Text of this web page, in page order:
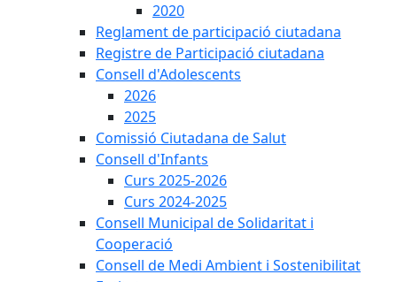
2020
Reglament de participació ciutadana
Registre de Participació ciutadana
Consell d'Adolescents
2026
2025
Comissió Ciutadana de Salut
Consell d'Infants
Curs 2025-2026
Curs 2024-2025
Consell Municipal de Solidaritat i
Cooperació
Consell de Medi Ambient i Sostenibilitat